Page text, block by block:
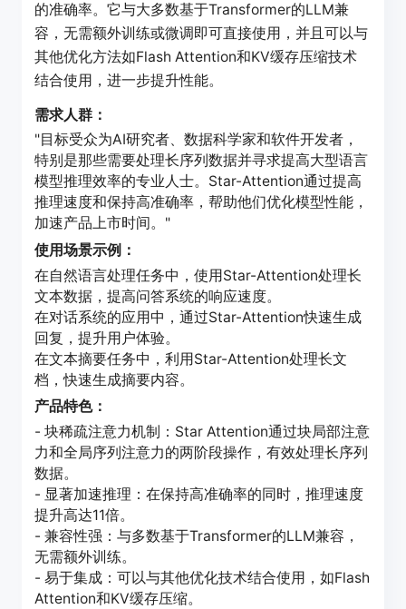
的准确率。它与大多数基于Transformer的LLM兼
容，无需额外训练或微调即可直接使用，并且可以与
其他优化方法如Flash Attention和KV缓存压缩技术
结合使用，进一步提升性能。
需求人群：
"目标受众为AI研究者、数据科学家和软件开发者，
特别是那些需要处理长序列数据并寻求提高大型语言
模型推理效率的专业人士。Star-Attention通过提高
推理速度和保持高准确率，帮助他们优化模型性能，
加速产品上市时间。"
使用场景示例：
在自然语言处理任务中，使用Star-Attention处理长
文本数据，提高问答系统的响应速度。
在对话系统的应用中，通过Star-Attention快速生成
回复，提升用户体验。
在文本摘要任务中，利用Star-Attention处理长文
档，快速生成摘要内容。
产品特色：
- 块稀疏注意力机制：Star Attention通过块局部注意
力和全局序列注意力的两阶段操作，有效处理长序列
数据。
- 显著加速推理：在保持高准确率的同时，推理速度
提升高达11倍。
- 兼容性强：与多数基于Transformer的LLM兼容，
无需额外训练。
- 易于集成：可以与其他优化技术结合使用，如Flash
Attention和KV缓存压缩。